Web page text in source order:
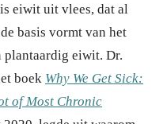
eiwit uit vlees, dat al
basis vormt van het
plantaardig eiwit. Dr.
boek Why We Get Sick:
of Most Chronic